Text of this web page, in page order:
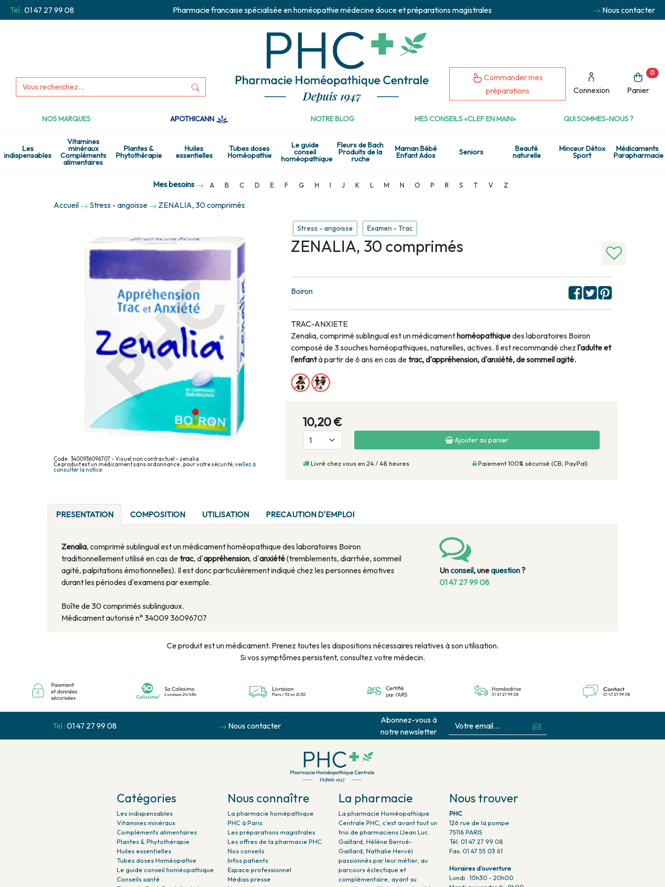
Tel : 01 47 27 99 08 Pharmacie francaise spécialisée en homéopathie médecine douce et préparations magistrales Nous contacter
Commander mes
préparations
Connexion Panier
0
NOS MARQUES APOTHICANN NOTRE BLOG MES CONSEILS «CLEF EN MAIN» QUI SOMMES-NOUS ?
Les
indispensables
Vitamines
minéraux
Compléments
alimentaires
Plantes &
Phytothérapie
Huiles
essentielles
Tubes doses
Homéopathie
Le guide
conseil
homéopathique
Fleurs de Bach
Produits de la
ruche
Maman Bébé
Enfant Ados Seniors Beauté
naturelle
Minceur Détox
Sport
Médicaments
Parapharmacie
Mes besoins A B C D E F G H I J K L M N O P R S T V Z
Accueil Stress - angoisse ZENALIA, 30 comprimés
Code : 3400936096707 - Visuel non contractuel - zenalia
Ce produit est un médicament sans ordonnance , pour votre sécurité,veillez à
consulter la notice.
Stress - angoisse Examen - Trac
ZENALIA, 30 comprimés
Boiron
TRAC-ANXIETE
Zenalia, comprimé sublingual est un médicamenthoméopathiquedes laboratoires Boiron
composé de 3 souches homéopathiques, naturelles, actives. Il est recommandé chez l'adulte et
l'enfantà partir de 6 ans en cas detrac, d'appréhension, d'anxiété, de sommeil agité.
10,20 €
Ajouter au panier
Livré chez vous en 24 / 48 heures Paiement 100% sécurisé (CB, PayPal)
PRESENTATION COMPOSITION UTILISATION PRECAUTION D'EMPLOI
Zenalia, comprimé sublingual est un médicament homéopathique des laboratoires Boiron
traditionnellement utilisé en cas detrac, d'appréhension, d'anxiété(tremblements, diarrhée, sommeil
agité, palpitations émotionnelles). Il est donc particulièrement indiqué chez les personnes émotives
durant les périodes d'examens par exemple.
Boîte de 30 comprimés sublinguaux.
Médicament autorisé n° 34009 36096707
Unconseil, unequestion?
01 47 27 99 08
Ce produit est un médicament. Prenez toutes les dispositions nécessaires relatives à son utilisation.
Si vos symptômes persistent, consultez votre médecin.
Tel : 01 47 27 99 08 Nous contacter
Abonnez-vous à
notre newsletter
Catégories
Les indispensables
Vitamines minéraux
Compléments alimentaires
Plantes & Phytothérapie
Huiles essentielles
Tubes doses Homéopathie
Le guide conseil homéopathique
Conseils santé
Nous connaître
La pharmacie homépathique
PHC à Paris
Les préparations magistrales
Les offres de la pharmacie PHC
Nos conseils
Infos patients
Espace professionnel
Médias presse
La pharmacie
La pharmacie Homéopathique
Centrale PHC, c’est avant tout un
trio de pharmaciens (Jean Luc
Gaillard, Hélène Berrué-
Gaillard, Nathalie Hervé)
passionnés par leur métier, au
parcours éclectique et
complémentaire, ayant su
Nous trouver
PHC
126 rue de la pompe
75116 PARIS
Tél. 01 47 27 99 08
Fax. 01 47 55 03 61
Horaires d'ouverture
Lundi : 10h30 - 20h00